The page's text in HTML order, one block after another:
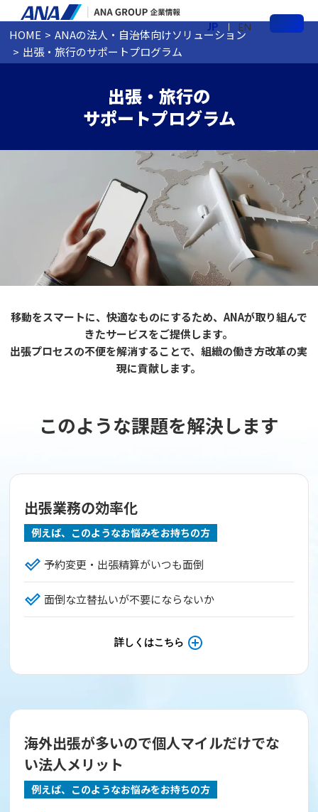
JP EN
HOME
ANAの法人・自治体向けソリューション
出張・旅行のサポートプログラム
出張・旅行の
サポートプログラム
移動をスマートに、快適なものにするため、ANAが取り組んで
きたサービスをご提供します。
出張プロセスの不便を解消することで、組織の働き方改革の実
現に貢献します。
このような課題を解決します
出張業務の効率化
例えば、このようなお悩みをお持ちの方
予約変更・出張精算がいつも面倒
面倒な立替払いが不要にならないか
詳しくはこちら
海外出張が多いので個人マイルだけでな
い法人メリット
例えば、このようなお悩みをお持ちの方